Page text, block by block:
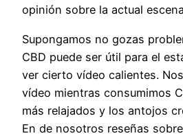
opinión sobre la actual
Supongamos no gozas
CBD puede ser útil para el
ver cierto vídeo calientes.
vídeo mientras consumimos
más relajados y los antojos
En de nosotros reseñas